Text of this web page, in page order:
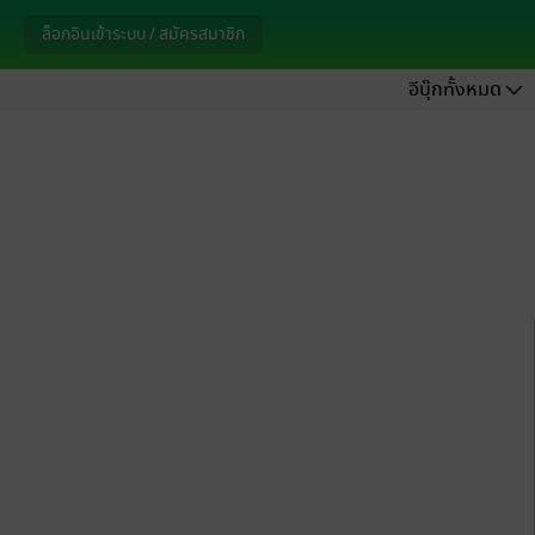
ล็อกอินเข้าระบบ / สมัครสมาชิก
อีบุ๊กทั้งหมด